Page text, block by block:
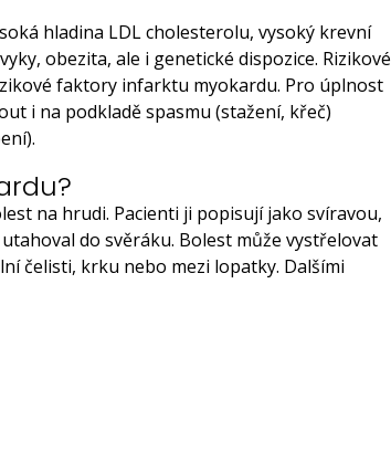
hladina LDL cholesterolu, vysoký krevní
obezita, ale i genetické dispozice. Rizikové
faktory infarktu myokardu. Pro úplnost
i na podkladě spasmu (stažení, křeč)
na hrudi. Pacienti ji popisují jako svíravou,
do svěráku. Bolest může vystřelovat
čelisti, krku nebo mezi lopatky. Dalšími